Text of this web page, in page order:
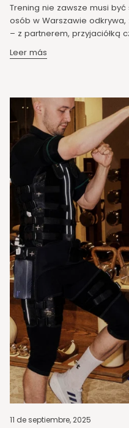
Trening nie zawsze musi
osób w Warszawie
– z partnerem, przyjaciółką
Leer más
11 de septiembre, 2025